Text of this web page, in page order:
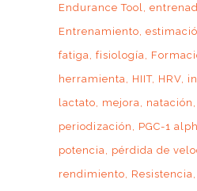
Endurance Tool
Entrenamiento
fatiga fisiología
herramienta
HIIT HRV
lactato
mejora natación
periodización
PGC-1
potencia
pérdida de
rendimiento
Resistencia